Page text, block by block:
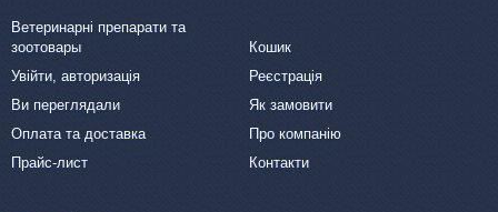
Ветеринарні препарати та
зоотовары
Кошик
Увійти, авторизація
Реєстрація
Ви переглядали
Як замовити
Оплата та доставка
Про компанію
Прайс-лист
Контакти